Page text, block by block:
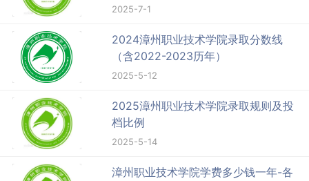
2025-7-1
2024漳州职业技术学院录取分数线
（含2022-2023历年）
2025-5-12
2025漳州职业技术学院录取规则及投
档比例
2025-5-14
漳州职业技术学院学费多少钱一年-各